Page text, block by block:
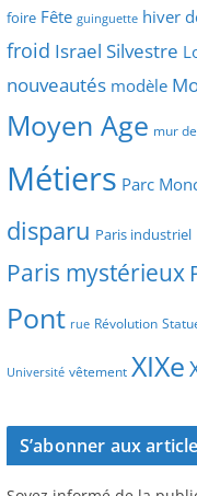
foire Fête guinguette hiver
froid Israel Silvestre
nouveautés modèle
Moyen Age mur
Métiers Parc
disparu Paris industriel
Paris mystérieux
Pont rue Révolution
Université vêtement XIXe
S’abonner aux